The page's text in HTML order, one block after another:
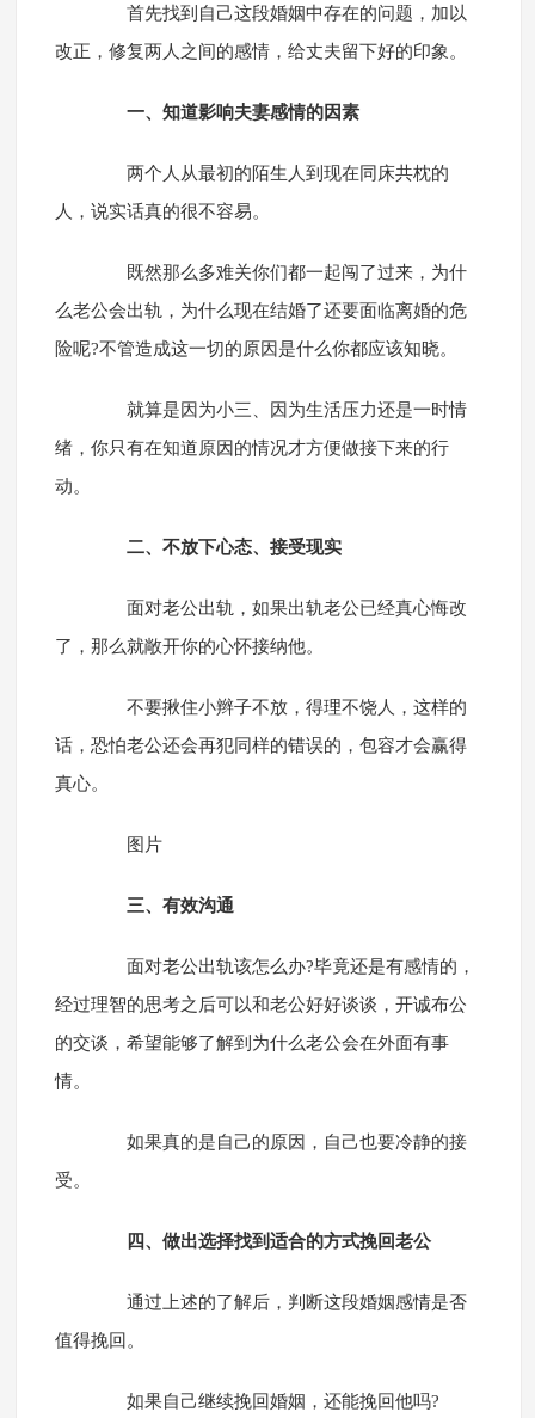
首先找到自己这段婚姻中存在的问题，加以
改正，修复两人之间的感情，给丈夫留下好的印象。
一、知道影响夫妻感情的因素
两个人从最初的陌生人到现在同床共枕的
人，说实话真的很不容易。
既然那么多难关你们都一起闯了过来，为什
么老公会出轨，为什么现在结婚了还要面临离婚的危
险呢?不管造成这一切的原因是什么你都应该知晓。
就算是因为小三、因为生活压力还是一时情
绪，你只有在知道原因的情况才方便做接下来的行
动。
二、不放下心态、接受现实
面对老公出轨，如果出轨老公已经真心悔改
了，那么就敞开你的心怀接纳他。
不要揪住小辫子不放，得理不饶人，这样的
话，恐怕老公还会再犯同样的错误的，包容才会赢得
真心。
图片
三、有效沟通
面对老公出轨该怎么办?毕竟还是有感情的，
经过理智的思考之后可以和老公好好谈谈，开诚布公
的交谈，希望能够了解到为什么老公会在外面有事
情。
如果真的是自己的原因，自己也要冷静的接
受。
四、做出选择找到适合的方式挽回老公
通过上述的了解后，判断这段婚姻感情是否
值得挽回。
如果自己继续挽回婚姻，还能挽回他吗?